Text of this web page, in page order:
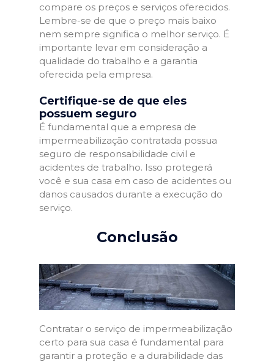
compare os preços e serviços oferecidos.
Lembre-se de que o preço mais baixo
nem sempre significa o melhor serviço. É
importante levar em consideração a
qualidade do trabalho e a garantia
oferecida pela empresa.
Certifique-se de que eles
possuem seguro
É fundamental que a empresa de
impermeabilização contratada possua
seguro de responsabilidade civil e
acidentes de trabalho. Isso protegerá
você e sua casa em caso de acidentes ou
danos causados durante a execução do
serviço.
Conclusão
Contratar o serviço de impermeabilização
certo para sua casa é fundamental para
garantir a proteção e a durabilidade das